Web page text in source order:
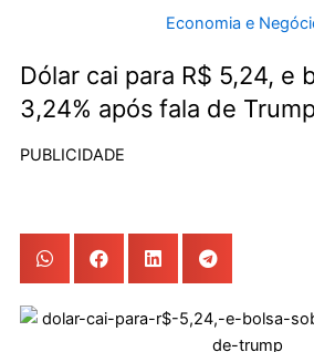
Economia e
Dólar cai para R$ 5,24, e
3,24% após fala de
PUBLICIDADE